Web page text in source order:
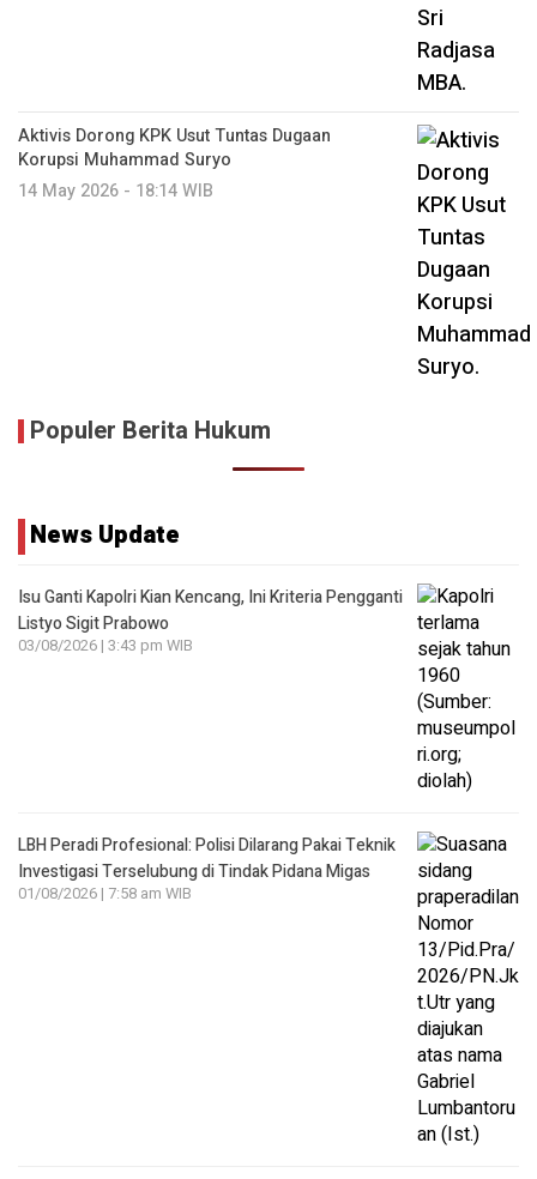
Aktivis Dorong KPK Usut Tuntas Dugaan
Korupsi Muhammad Suryo
14 May 2026 - 18:14 WIB
Populer Berita Hukum
News Update
Isu Ganti Kapolri Kian Kencang, Ini Kriteria Pengganti
Listyo Sigit Prabowo
03/08/2026 | 3:43 pm WIB
LBH Peradi Profesional: Polisi Dilarang Pakai Teknik
Investigasi Terselubung di Tindak Pidana Migas
01/08/2026 | 7:58 am WIB